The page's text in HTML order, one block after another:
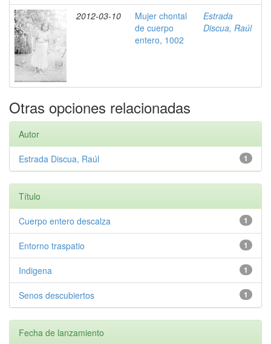
2012-03-10
Mujer chontal
de cuerpo
entero, 1002
Estrada
Discua, Raúl
Otras opciones relacionadas
Autor
1
Estrada Discua, Raúl
Título
1
Cuerpo entero descalza
1
Entorno traspatio
1
Indigena
1
Senos descubiertos
Fecha de lanzamiento